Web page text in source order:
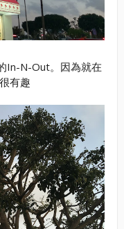
In-N-Out。因為就在
有趣